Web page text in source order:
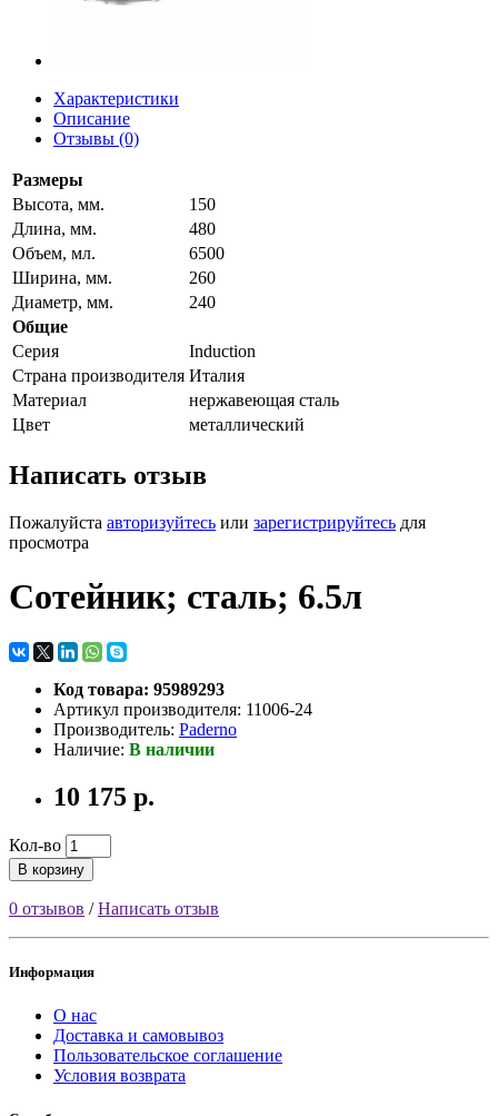
Характеристики
Описание
Отзывы (0)
Размеры
Высота, мм.
150
Длина, мм.
480
Объем, мл.
6500
Ширина, мм.
260
Диаметр, мм.
240
Общие
Серия
Induction
Страна производителя Италия
Материал
нержавеющая сталь
Цвет
металлический
Написать отзыв
Пожалуйста авторизуйтесь или зарегистрируйтесь для
просмотра
Сотейник; сталь; 6.5л
Код товара: 95989293
Артикул производителя: 11006-24
Производитель: Paderno
Наличие: В наличии
10 175 р.
Кол-во
В корзину
0 отзывов /Написать отзыв
Информация
О нас
Доставка и самовывоз
Пользовательское соглашение
Условия возврата